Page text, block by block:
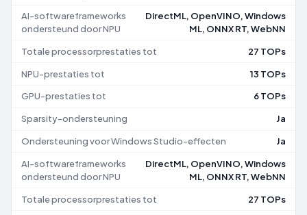
AI-softwareframeworks
ondersteund door NPU
DirectML, OpenVINO, Windows
ML, ONNX RT, WebNN
Totale processorprestaties tot 27 TOPs
NPU-prestaties tot 13 TOPs
GPU-prestaties tot 6 TOPs
Sparsity-ondersteuning Ja
Ondersteuning voor Windows Studio-effecten Ja
AI-softwareframeworks
ondersteund door NPU
DirectML, OpenVINO, Windows
ML, ONNX RT, WebNN
Totale processorprestaties tot 27 TOPs